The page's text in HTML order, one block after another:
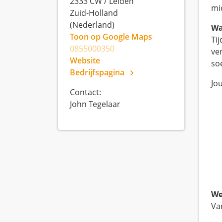
Zuid-Holland
(Nederland)
Toon op Google Maps
0855000350
Website
Bedrijfspagina
Contact:
John Tegelaar